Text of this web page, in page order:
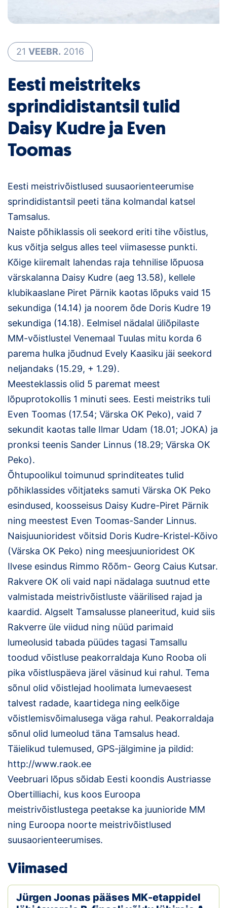
Kontakt
EOL
Galerii
Kaardid
Kalender
Koondised
Tulemused
Dokumendid
Klubid
Suletud maastikud
Püsirajad
Ajalugu
Koolitused
21 VEEBR. 2016
Eesti meistriteks
sprindidistantsil tulid
Daisy Kudre ja Even
Toomas
Eesti meistrivõistlused suusaorienteerumise
sprindidistantsil peeti täna kolmandal katsel
Tamsalus.
Naiste põhiklassis oli seekord eriti tihe võistlus,
kus võitja selgus alles teel viimasesse punkti.
Kõige kiiremalt lahendas raja tehnilise lõpuosa
värskalanna Daisy Kudre (aeg 13.58), kellele
klubikaaslane Piret Pärnik kaotas lõpuks vaid 15
sekundiga (14.14) ja noorem õde Doris Kudre 19
sekundiga (14.18). Eelmisel nädalal üliõpilaste
MM-võistlustel Venemaal Tuulas mitu korda 6
parema hulka jõudnud Evely Kaasiku jäi seekord
neljandaks (15.29, + 1.29).
Meesteklassis olid 5 paremat meest
lõpuprotokollis 1 minuti sees. Eesti meistriks tuli
Even Toomas (17.54; Värska OK Peko), vaid 7
sekundit kaotas talle Ilmar Udam (18.01; JOKA) ja
pronksi teenis Sander Linnus (18.29; Värska OK
Peko).
Õhtupoolikul toimunud sprinditeates tulid
põhiklassides võitjateks samuti Värska OK Peko
esindused, koosseisus Daisy Kudre-Piret Pärnik
ning meestest Even Toomas-Sander Linnus.
Naisjuunioridest võitsid Doris Kudre-Kristel-Kõivo
(Värska OK Peko) ning meesjuunioridest OK
Ilvese esindus Rimmo Rõõm- Georg Caius Kutsar.
Rakvere OK oli vaid napi nädalaga suutnud ette
valmistada meistrivõistluste väärilised rajad ja
kaardid. Algselt Tamsalusse planeeritud, kuid siis
Rakverre üle viidud ning nüüd parimaid
lumeolusid tabada püüdes tagasi Tamsallu
toodud võistluse peakorraldaja Kuno Rooba oli
pika võistluspäeva järel väsinud kui rahul. Tema
sõnul olid võistlejad hoolimata lumevaesest
talvest radade, kaartidega ning eelkõige
võistlemisvõimalusega väga rahul. Peakorraldaja
sõnul olid lumeolud täna Tamsalus head.
Täielikud tulemused, GPS-jälgimine ja pildid:
http://www.raok.ee
Veebruari lõpus sõidab Eesti koondis Austriasse
Obertilliachi, kus koos Euroopa
meistrivõistlustega peetakse ka juunioride MM
ning Euroopa noorte meistrivõistlused
suusaorienteerumises.
Viimased
Jürgen Joonas pääses MK-etappidel